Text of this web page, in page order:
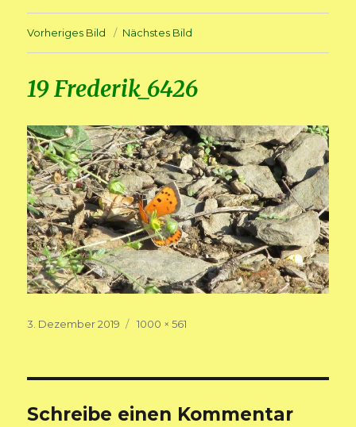
Vorheriges Bild Nächstes Bild
19 Frederik_6426
Veröffentlicht
3. Dezember 2019
Volle
1000 × 561
Schreibe einen Kommentar